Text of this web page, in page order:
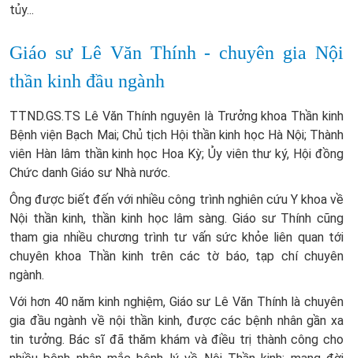
tủy...
Giáo sư Lê Văn Thính - chuyên gia Nội
thần kinh đầu ngành
TTND.GS.TS Lê Văn Thính nguyên là Trưởng khoa Thần kinh
Bệnh viện Bạch Mai; Chủ tịch Hội thần kinh học Hà Nội; Thành
viên Hàn lâm thần kinh học Hoa Kỳ; Ủy viên thư ký, Hội đồng
Chức danh Giáo sư Nhà nước.
Ông được biết đến với nhiều công trình nghiên cứu Y khoa về
Nội thần kinh, thần kinh học lâm sàng. Giáo sư Thính cũng
tham gia nhiều chương trình tư vấn sức khỏe liên quan tới
chuyên khoa Thần kinh trên các tờ báo, tạp chí chuyên
ngành.
Với hơn 40 năm kinh nghiệm, Giáo sư Lê Văn Thính là chuyên
gia đầu ngành về nội thần kinh, được các bệnh nhân gần xa
tin tưởng. Bác sĩ đã thăm khám và điều trị thành công cho